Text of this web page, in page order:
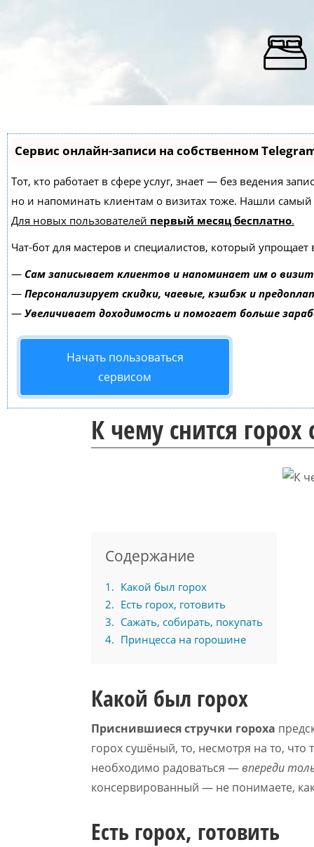
Сервис онлайн-записи на собственном
Тот, кто работает в сфере услуг, знает — без ведения
но и напоминать клиентам о визитах тоже. Нашли
Для новых пользователей первый месяц бесплатно.
Чат-бот для мастеров и специалистов, который упрощает
— Сам записывает клиентов и напоминает им о
— Персонализирует скидки, чаевые, кэшбэк и
— Увеличивает доходимость и помогает больше
Начать пользоваться
сервисом
К чему снится горох
Содержание
1
Какой был горох
2
Есть горох, готовить
3
Сажать, собирать, покупать
4
Принцесса на горошине
Какой был горох
Приснившиеся стручки гороха
горох сушёный, то, несмотря на то,
необходимо радоваться —впереди
консервированный — не понимаете,
Есть горох, готовить